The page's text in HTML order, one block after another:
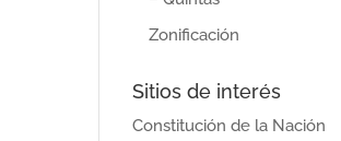
Zonificación
Sitios de interés
Constitución de la Nación